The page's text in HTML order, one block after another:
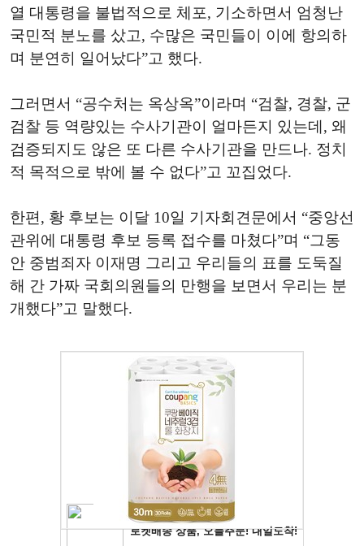
열 대통령을 불법적으로 체포, 기소하면서 엄청난
국민적 분노를 샀고, 수많은 국민들이 이에 항의하
며 분연히 일어났다”고 했다.
그러면서 “공수처는 옥상옥”이라며 “검찰, 경찰, 군
검찰 등 역량있는 수사기관이 얼마든지 있는데, 왜
검증되지도 않은 또 다른 수사기관을 만드나. 정치
적 목적으로 밖에 볼 수 없다”고 꼬집었다.
한편, 황 후보는 이달 10일 기자회견문에서 “중앙선
관위에 대통령 후보 등록 접수를 마쳤다”며 “그동
안 중범죄자 이재명 그리고 우리들의 표를 도둑질
해 간 가짜 국회의원들의 만행을 보면서 우리는 분
개했다”고 말했다.